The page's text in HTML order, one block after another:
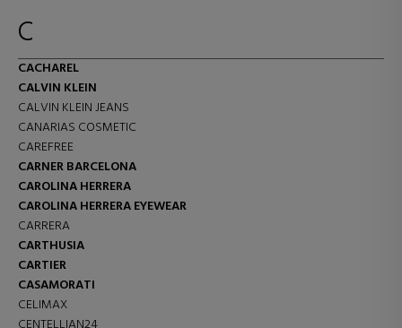
C
CACHAREL
CALVIN KLEIN
CALVIN KLEIN JEANS
CANARIAS COSMETIC
CAREFREE
CARNER BARCELONA
CAROLINA HERRERA
CAROLINA HERRERA EYEWEAR
CARRERA
CARTHUSIA
CARTIER
CASAMORATI
CELIMAX